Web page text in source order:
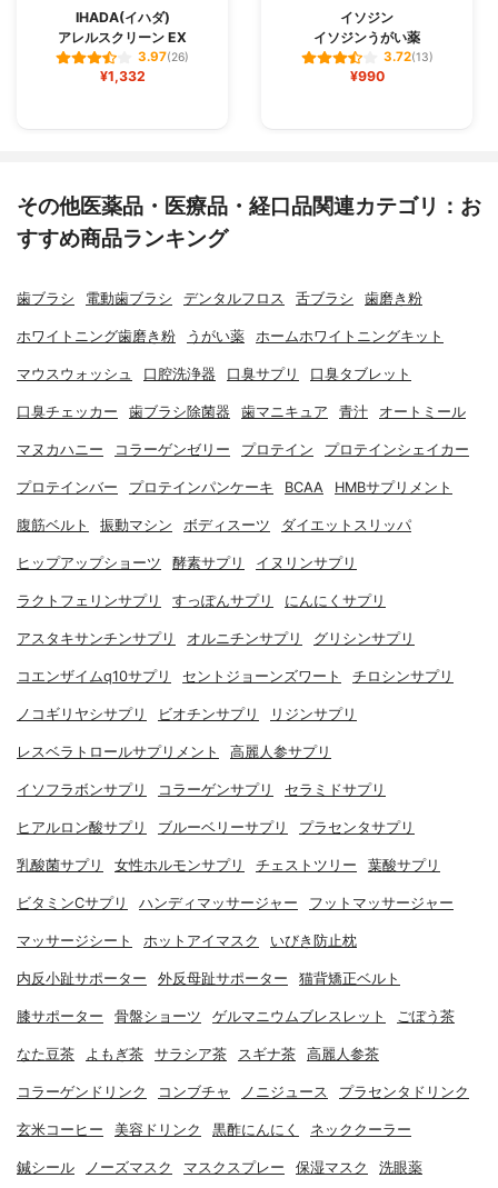
IHADA(イハダ)
アレルスクリーン EX
3.97(26)
¥1,332
イソジン
イソジンうがい薬
3.72(13)
¥990
その他医薬品・医療品・経口品関連カテゴリ：お
すすめ商品ランキング
歯ブラシ 電動歯ブラシ デンタルフロス 舌ブラシ 歯磨き粉
ホワイトニング歯磨き粉 うがい薬 ホームホワイトニングキット
マウスウォッシュ 口腔洗浄器 口臭サプリ 口臭タブレット
口臭チェッカー 歯ブラシ除菌器 歯マニキュア 青汁 オートミール
マヌカハニー コラーゲンゼリー プロテイン プロテインシェイカー
プロテインバー プロテインパンケーキ BCAA HMBサプリメント
腹筋ベルト 振動マシン ボディスーツ ダイエットスリッパ
ヒップアップショーツ 酵素サプリ イヌリンサプリ
ラクトフェリンサプリ すっぽんサプリ にんにくサプリ
アスタキサンチンサプリ オルニチンサプリ グリシンサプリ
コエンザイムq10サプリ セントジョーンズワート チロシンサプリ
ノコギリヤシサプリ ビオチンサプリ リジンサプリ
レスベラトロールサプリメント 高麗人参サプリ
イソフラボンサプリ コラーゲンサプリ セラミドサプリ
ヒアルロン酸サプリ ブルーベリーサプリ プラセンタサプリ
乳酸菌サプリ 女性ホルモンサプリ チェストツリー 葉酸サプリ
ビタミンCサプリ ハンディマッサージャー フットマッサージャー
マッサージシート ホットアイマスク いびき防止枕
内反小趾サポーター 外反母趾サポーター 猫背矯正ベルト
膝サポーター 骨盤ショーツ ゲルマニウムブレスレット ごぼう茶
なた豆茶 よもぎ茶 サラシア茶 スギナ茶 高麗人参茶
コラーゲンドリンク コンブチャ ノニジュース プラセンタドリンク
玄米コーヒー 美容ドリンク 黒酢にんにく ネッククーラー
鍼シール ノーズマスク マスクスプレー 保湿マスク 洗眼薬